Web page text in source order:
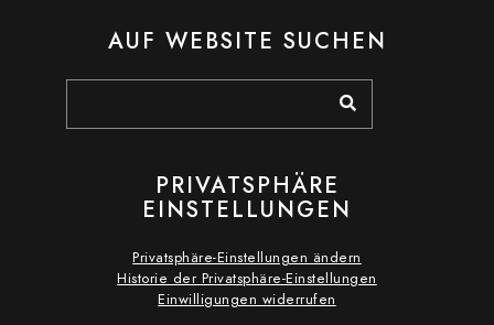
AUF WEBSITE SUCHEN
PRIVATSPHÄRE
EINSTELLUNGEN
Privatsphäre-Einstellungen ändern
Historie der Privatsphäre-Einstellungen
Einwilligungen widerrufen